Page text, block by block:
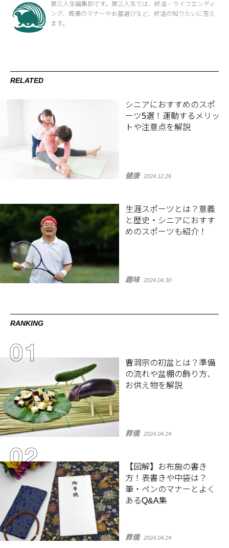
第三人生編集部です。第三人生では、終活・ライフエンディ
ング、葬儀のマナーやお墓選びなど、終活の知りたいに答え
ます。
RELATED
シニアにおすすめのスポ
ーツ5選！運動するメリッ
トや注意点を解説
健康 2024.12.26
生涯スポーツとは？意義
と歴史・シニアにおすす
めのスポーツも紹介！
趣味 2024.04.30
RANKING
曹洞宗の初盆とは？準備
の流れや盆棚の飾り方、
お供え物を解説
葬儀 2024.04.24
【図解】お布施の書き
方！表書きや中袋は？
筆・ペンのマナーとよく
あるQ&A集
葬儀 2024.04.24